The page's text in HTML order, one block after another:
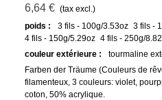
6,64 € (tax excl.)
poids :
3 fils - 100g/3.53oz 3 fils -
4 fils - 150g/5.29oz 4 fils - 250g/
couleur extérieure :
tourmaline
Farben der Träume (Couleurs de
filamenteux, 3 couleurs: violet,
coton, 50% acrylique.